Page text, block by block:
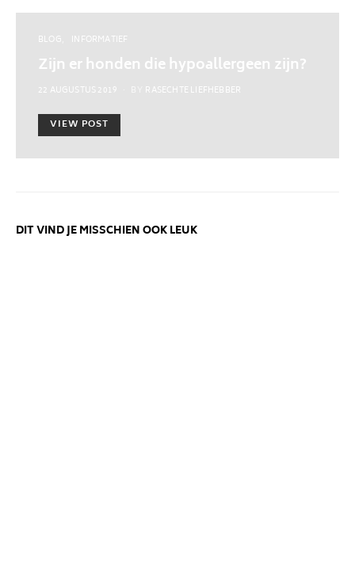
BLOG INFORMATIEF
Zijn er honden die hypoallergeen zijn?
POSTED
22 AUGUSTUS 2019 RASECHTE LIEFHEBBER
VIEW POST
DIT VIND JE MISSCHIEN OOK LEUK